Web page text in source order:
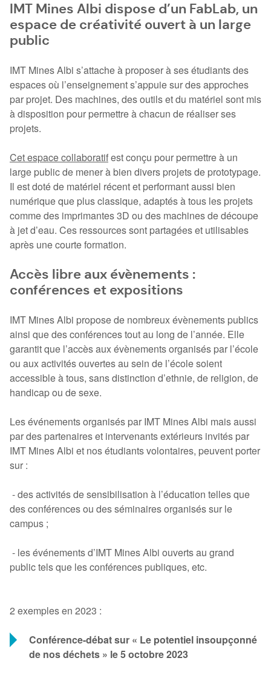
IMT Mines Albi dispose d’un FabLab, un
espace de créativité ouvert à un large
public
IMT Mines Albi s’attache à proposer à ses étudiants des
espaces où l’enseignement s’appuie sur des approches
par projet. Des machines, des outils et du matériel sont mis
à disposition pour permettre à chacun de réaliser ses
projets.
Cet espace collaboratifest conçu pour permettre à un
large public de mener à bien divers projets de prototypage.
Il est doté de matériel récent et performant aussi bien
numérique que plus classique, adaptés à tous les projets
comme des imprimantes 3D ou des machines de découpe
à jet d’eau. Ces ressources sont partagées et utilisables
après une courte formation.
Accès libre aux évènements :
conférences et expositions
IMT Mines Albi propose de nombreux évènements publics
ainsi que des conférences tout au long de l’année. Elle
garantit que l’accès aux évènements organisés par l’école
ou aux activités ouvertes au sein de l’école soient
accessible à tous, sans distinction d’ethnie, de religion, de
handicap ou de sexe.
Les événements organisés par IMT Mines Albi mais aussi
par des partenaires et intervenants extérieurs invités par
IMT Mines Albi et nos étudiants volontaires, peuvent porter
sur :
- des activités de sensibilisation à l’éducation telles que
des conférences ou des séminaires organisés sur le
campus ;
- les événements d’IMT Mines Albi ouverts au grand
public tels que les conférences publiques, etc.
2 exemples en 2023 :
Conférence-débat sur « Le potentiel insoupçonné
de nos déchets » le 5 octobre 2023